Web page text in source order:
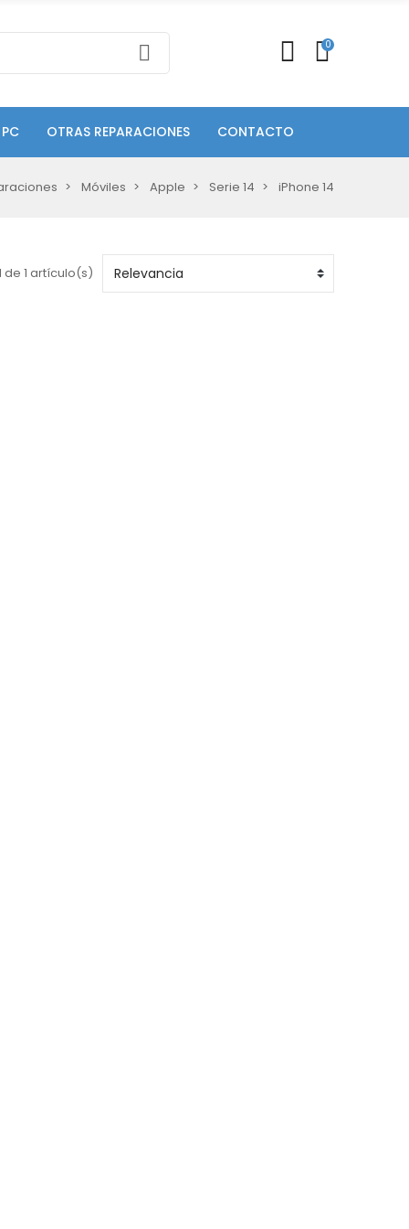
0
OTRAS REPARACIONES CONTACTO
Móviles Apple Serie 14 iPhone 14
de 1 artículo(s)